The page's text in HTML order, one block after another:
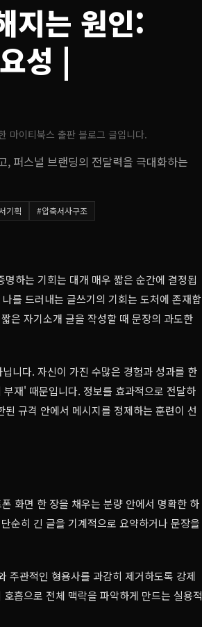
지는 원인:
성 |
마이티북스 출판 블로그 글입니다.
, 퍼스널 브랜딩의 전달력을 극대화하는
기획 #압축서사구조
하는 기회는 대개 매우 짧은 순간에 결정됩
를 드러내는 글쓰기의 기회는 도처에 존재합
은 자기소개 글을 작성할 때 문장의 과도한
니다. 자신이 가진 수많은 경험과 성과를 한
재' 때문입니다. 정보를 효과적으로 전달하
규격 안에서 메시지를 정제하는 훈련이 선
화면 한 장을 채우는 분량 안에서 명확한 하
순히 긴 글을 기계적으로 요약하거나 문장을
주관적인 형용사를 과감히 제거하도록 강제
흡으로 전체 맥락을 파악하게 만드는 실용적